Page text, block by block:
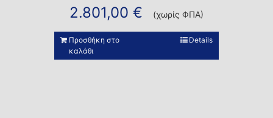
2.801,00 € (χωρίς ΦΠΑ)
Προσθήκη στο
καλάθι
Details